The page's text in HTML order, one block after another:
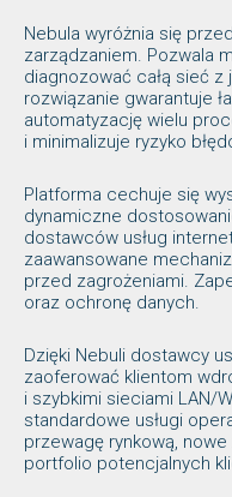
Nebula wyróżnia się
zarządzaniem. Pozwala
diagnozować całą sieć
rozwiązanie gwarantuje
automatyzację wielu
i minimalizuje ryzyko
Platforma cechuje się
dynamiczne
dostawców usług
zaawansowane
przed zagrożeniami.
oraz ochronę danych.
Dzięki Nebuli dostawcy
zaoferować klientom
i szybkimi sieciami LAN/
standardowe usługi
przewagę rynkową,
portfolio potencjalnych